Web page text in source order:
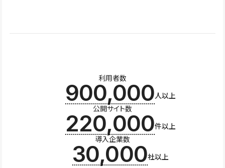
利用者数
900,000人以上
公開サイト数
220,000件以上
導入企業数
30,000社以上